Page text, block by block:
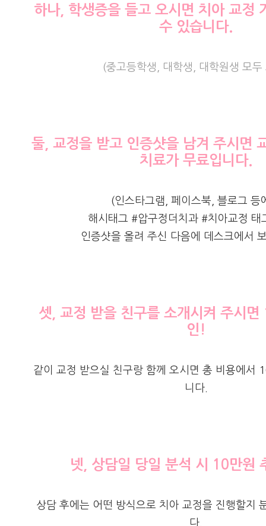
하나, 학생증을 들고 오시면 치아 교정
수 있습니다.
(중고등학생, 대학생, 대학원생 모두
둘, 교정을 받고 인증샷을 남겨 주시면
치료가 무료입니다.
(인스타그램, 페이스북, 블로그 등
해시태그 #압구정더치과 #치아교정 태
인증샷을 올려 주신 다음에 데스크에서
셋, 교정 받을 친구를 소개시켜 주시면
인!
같이 교정 받으실 친구랑 함께 오시면 총 비용에서
니다.
넷, 상담일 당일 분석 시 10만원
상담 후에는 어떤 방식으로 치아 교정을 진행할지
다.